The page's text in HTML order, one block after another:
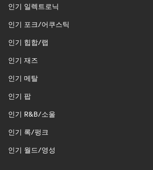
인기 일렉트로닉
인기 포크/어쿠스틱
인기 힙합/랩
인기 재즈
인기 메탈
인기 팝
인기 R&B/소울
인기 록/펑크
인기 월드/영성